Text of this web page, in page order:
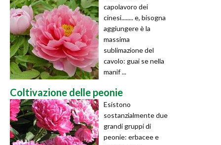
capolavoro dei
cinesi........ e, bisogna
aggiungere è la
massima
sublimazione del
cavolo: guai se nella
manif ...
Coltivazione delle peonie
Esistono
sostanzialmente due
grandi gruppi di
peonie: erbacee e